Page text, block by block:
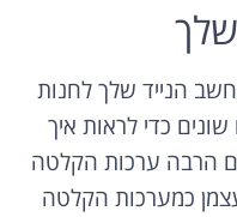
הנייד שלך לחנות
כדי לראות איך
הרבה ערכות הקלטה
כמערכות הקלטה